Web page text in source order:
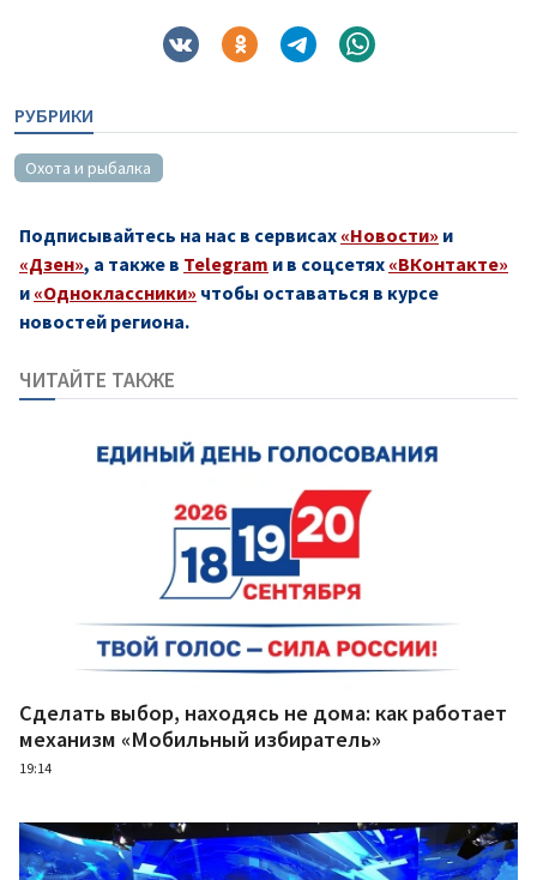
РУБРИКИ
Охота и рыбалка
Подписывайтесь на нас в сервисах «Новости» и
«Дзен», а также в Telegram и в соцсетях «ВКонтакте»
и «Одноклассники» чтобы оставаться в курсе
новостей региона.
ЧИТАЙТЕ ТАКЖЕ
Сделать выбор, находясь не дома: как работает
механизм «Мобильный избиратель»
19:14